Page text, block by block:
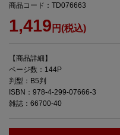
商品コード：TD076663
1,419 円(税込)
【商品詳細】
ページ数：144P
判型：B5判
ISBN：978-4-299-07666-3
雑誌：66700-40